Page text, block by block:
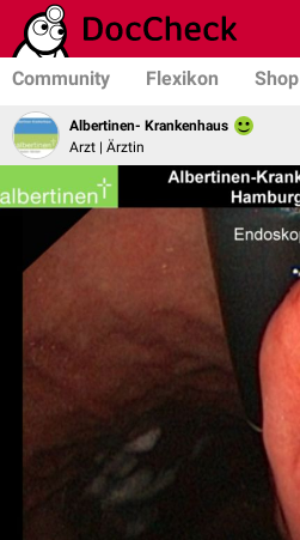
Community Flexikon Shop
Albertinen- Krankenhaus
Arzt | Ärztin